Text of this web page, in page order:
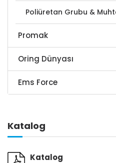
Poliüretan Grubu &
Promak
Oring Dünyası
Ems Force
Katalog
Katalog